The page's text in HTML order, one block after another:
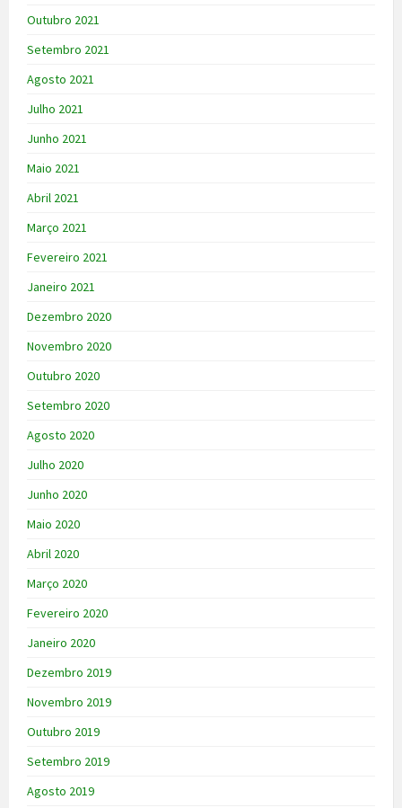
Outubro 2021
Setembro 2021
Agosto 2021
Julho 2021
Junho 2021
Maio 2021
Abril 2021
Março 2021
Fevereiro 2021
Janeiro 2021
Dezembro 2020
Novembro 2020
Outubro 2020
Setembro 2020
Agosto 2020
Julho 2020
Junho 2020
Maio 2020
Abril 2020
Março 2020
Fevereiro 2020
Janeiro 2020
Dezembro 2019
Novembro 2019
Outubro 2019
Setembro 2019
Agosto 2019